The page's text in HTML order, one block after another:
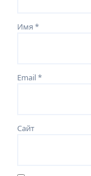
Имя*
Email*
Сайт